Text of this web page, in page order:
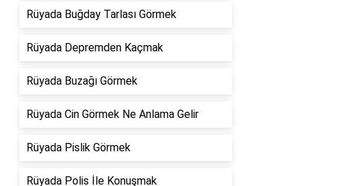
Rüyada Buğday Tarlası Görmek
Rüyada Depremden Kaçmak
Rüyada Buzağı Görmek
Rüyada Cin Görmek Ne Anlama Gelir
Rüyada Pislik Görmek
Rüyada Polis İle Konuşmak